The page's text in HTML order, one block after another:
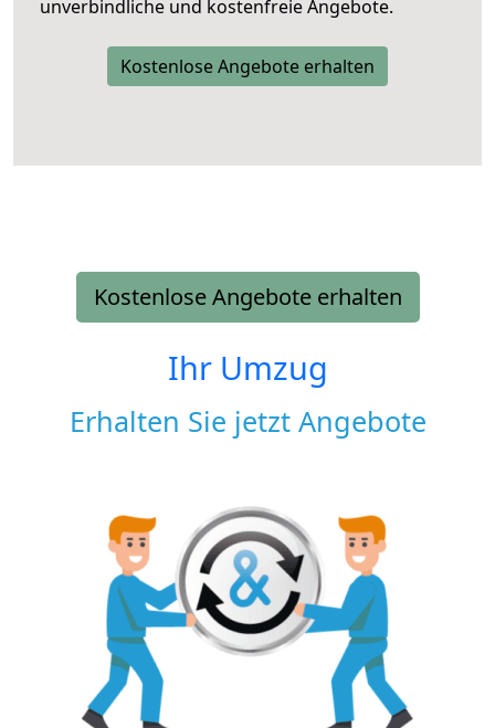
unverbindliche und kostenfreie Angebote.
Kostenlose Angebote erhalten
Kostenlose Angebote erhalten
Ihr Umzug
Erhalten Sie jetzt Angebote